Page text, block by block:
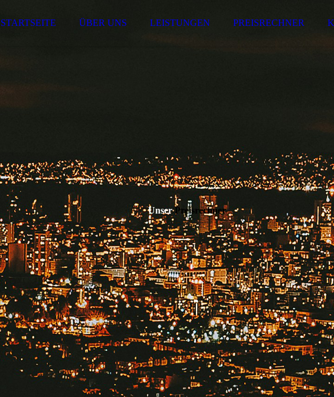
STARTSEITE ÜBER UNS LEISTUNGEN PREISRECHNER
UnserPreisrechner